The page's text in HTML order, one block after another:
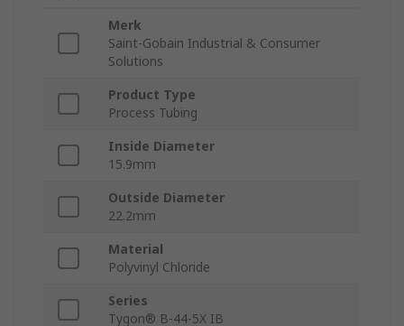
Merk
Saint-Gobain Industrial & Consumer
Solutions
Product Type
Process Tubing
Inside Diameter
15.9mm
Outside Diameter
22.2mm
Material
Polyvinyl Chloride
Series
Tygon® B-44-5X IB